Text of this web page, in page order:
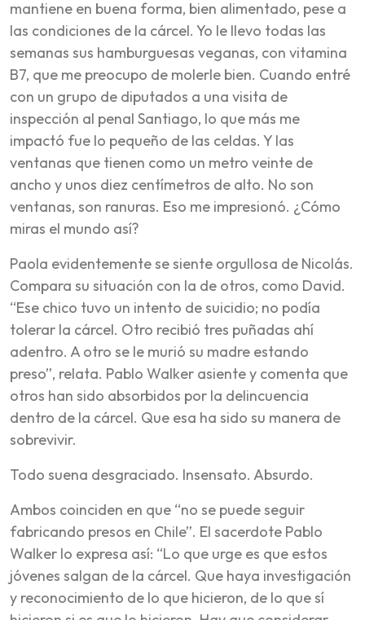
mantiene en buena forma, bien alimentado, pese a
las condiciones de la cárcel. Yo le llevo todas las
semanas sus hamburguesas veganas, con vitamina
B7, que me preocupo de molerle bien. Cuando entré
con un grupo de diputados a una visita de
inspección al penal Santiago, lo que más me
impactó fue lo pequeño de las celdas. Y las
ventanas que tienen como un metro veinte de
ancho y unos diez centímetros de alto. No son
ventanas, son ranuras. Eso me impresionó. ¿Cómo
miras el mundo así?
Paola evidentemente se siente orgullosa de Nicolás.
Compara su situación con la de otros, como David.
“Ese chico tuvo un intento de suicidio; no podía
tolerar la cárcel. Otro recibió tres puñadas ahí
adentro. A otro se le murió su madre estando
preso”, relata. Pablo Walker asiente y comenta que
otros han sido absorbidos por la delincuencia
dentro de la cárcel. Que esa ha sido su manera de
sobrevivir.
Todo suena desgraciado. Insensato. Absurdo.
Ambos coinciden en que “no se puede seguir
fabricando presos en Chile”. El sacerdote Pablo
Walker lo expresa así: “Lo que urge es que estos
jóvenes salgan de la cárcel. Que haya investigación
y reconocimiento de lo que hicieron, de lo que sí